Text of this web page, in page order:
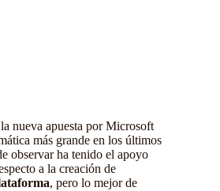
nueva apuesta por Microsoft
más grande en los últimos
observar ha tenido el apoyo
a la creación de
, pero lo mejor de